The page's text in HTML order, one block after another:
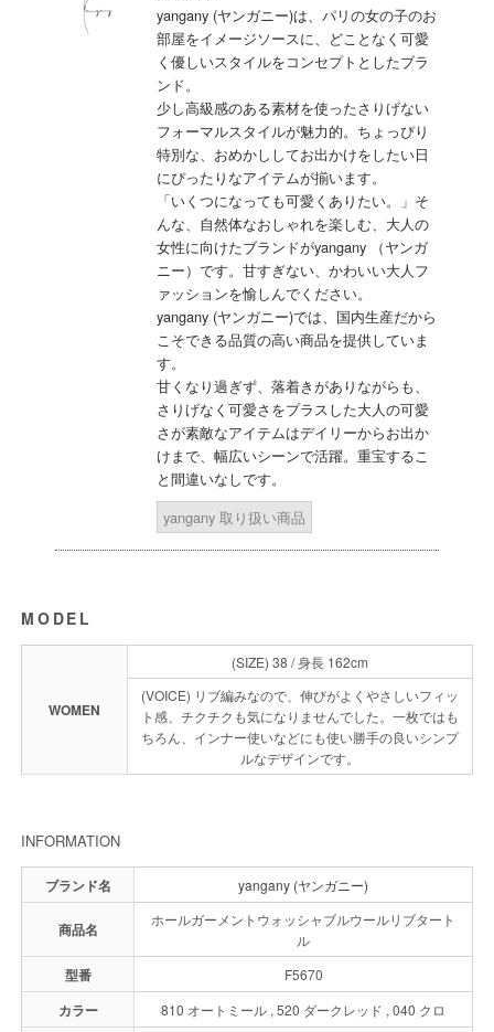
yangany (ヤンガニー)は、パリの女の子のお
部屋をイメージソースに、どことなく可愛
く優しいスタイルをコンセプトとしたブラ
ンド。
少し高級感のある素材を使ったさりげない
フォーマルスタイルが魅力的。ちょっぴり
特別な、おめかししてお出かけをしたい日
にぴったりなアイテムが揃います。
「いくつになっても可愛くありたい。」そ
んな、自然体なおしゃれを楽しむ、大人の
女性に向けたブランドがyangany （ヤンガ
ニー）です。甘すぎない、かわいい大人フ
ァッションを愉しんでください。
yangany (ヤンガニー)では、国内生産だから
こそできる品質の高い商品を提供していま
す。
甘くなり過ぎず、落着きがありながらも、
さりげなく可愛さをプラスした大人の可愛
さが素敵なアイテムはデイリーからお出か
けまで、幅広いシーンで活躍。重宝するこ
と間違いなしです。
yangany 取り扱い商品
MODEL
WOMEN
(SIZE) 38 / 身長 162cm
(VOICE) リブ編みなので、伸びがよくやさしいフィッ
ト感、チクチクも気になりませんでした。一枚ではも
ちろん、インナー使いなどにも使い勝手の良いシンプ
ルなデザインです。
INFORMATION
ブランド名 yangany (ヤンガニー)
商品名
ホールガーメントウォッシャブルウールリブタート
ル
型番 F5670
カラー 810 オートミール , 520 ダークレッド , 040 クロ